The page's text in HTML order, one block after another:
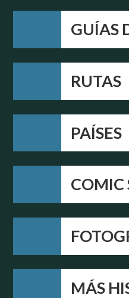
GUÍAS
RUTAS
PAÍSES
COMIC
MÁS